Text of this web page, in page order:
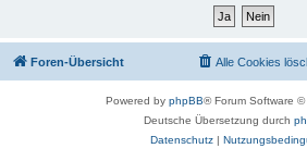
Foren-Übersicht Alle Cookies
Powered by phpBB® Forum Software ©
Deutsche Übersetzung durch
Datenschutz|